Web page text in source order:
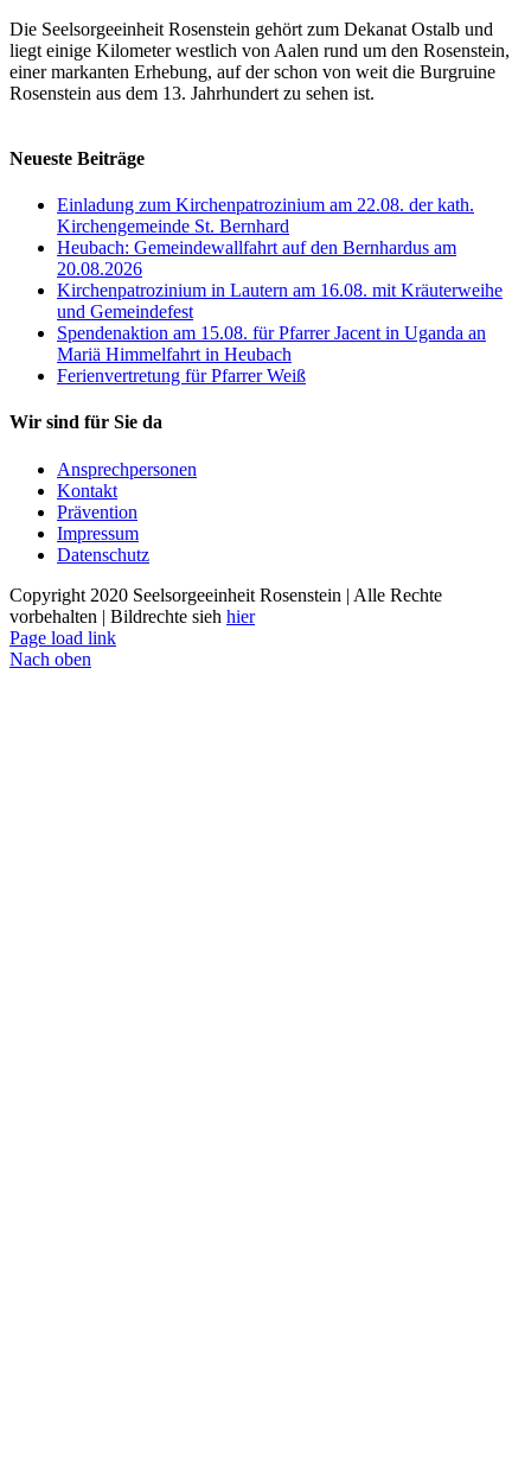
Die Seelsorgeeinheit Rosenstein gehört zum Dekanat Ostalb und
liegt einige Kilometer westlich von Aalen rund um den Rosenstein,
einer markanten Erhebung, auf der schon von weit die Burgruine
Rosenstein aus dem 13. Jahrhundert zu sehen ist.
Neueste Beiträge
Einladung zum Kirchenpatrozinium am 22.08. der kath.
Kirchengemeinde St. Bernhard
Heubach: Gemeindewallfahrt auf den Bernhardus am
20.08.2026
Kirchenpatrozinium in Lautern am 16.08. mit Kräuterweihe
und Gemeindefest
Spendenaktion am 15.08. für Pfarrer Jacent in Uganda an
Mariä Himmelfahrt in Heubach
Ferienvertretung für Pfarrer Weiß
Wir sind für Sie da
Ansprechpersonen
Kontakt
Prävention
Impressum
Datenschutz
Copyright 2020 Seelsorgeeinheit Rosenstein | Alle Rechte
vorbehalten | Bildrechte sieh hier
Page load link
Nach oben